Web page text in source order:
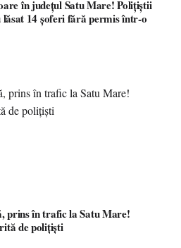
în județul Satu Mare! Polițiștii
lăsat 14 șoferi fără permis într-o
prins în trafic la Satu Mare!
de polițiști